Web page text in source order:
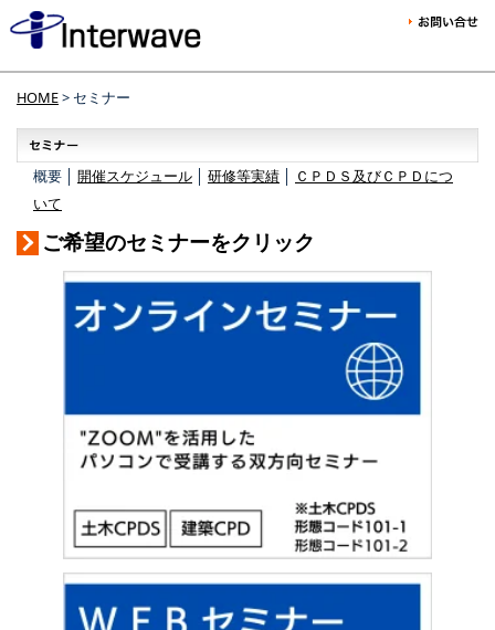
HOME> セミナー
概要 │ 開催スケジュール 研修等実績
ＣＰＤＳ及びＣＰＤにつ
いて
ご希望のセミナーをクリック